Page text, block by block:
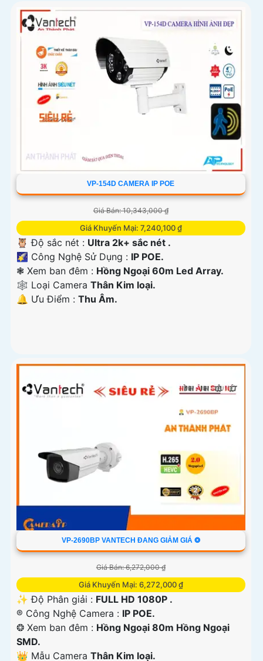
VP-154D CAMERA IP POE
Giá Bán: 10,343,000 ₫
Giá Khuyến Mại: 7,240,100 ₫
🦉 Độ sắc nét : Ultra 2k+ sắc nét .
🌠 Công Nghệ Sử Dụng : IP POE.
❃ Xem ban đêm : Hồng Ngoại 60m Led Array.
🕸️ Loại Camera Thân Kim loại.
️🔔 Ưu Điểm : Thu Âm.
VP-2690BP VANTECH ĐANG GIẢM GIÁ ❂
Giá Bán: 6,272,000 ₫
Giá Khuyến Mại: 6,272,000 ₫
✨ Độ Phân giải : FULL HD 1080P .
®️ Công Nghệ Camera : IP POE.
❂ Xem ban đêm : Hồng Ngoại 80m Hồng Ngoại
SMD.
👑 Mẫu Camera Thân Kim loại.